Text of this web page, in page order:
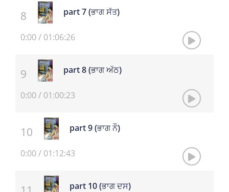
part 7 (ਭਾਗ ਸੱਤ)
0:00/ 01:06:26
part 8 (ਭਾਗ ਅੱਠ)
0:00/ 01:00:23
part 9 (ਭਾਗ ਨੌ)
0:00/ 01:12:43
part 10 (ਭਾਗ ਦਸ)